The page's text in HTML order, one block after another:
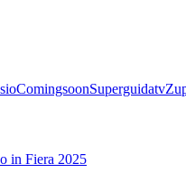
ComingsoonSuperguidatv
in Fiera 2025